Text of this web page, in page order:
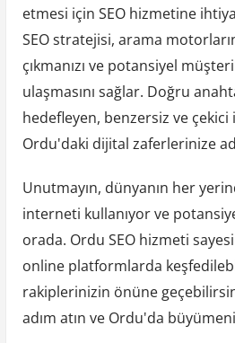
etmesi için SEO hizmetine
SEO stratejisi, arama
çıkmanızı ve potansiyel
ulaşmasını sağlar. Doğru
hedefleyen, benzersiz ve
Ordu'daki dijital zaferlerinize
Unutmayın, dünyanın her
interneti kullanıyor ve
orada. Ordu SEO hizmeti
online platformlarda
rakiplerinizin önüne
adım atın ve Ordu'da